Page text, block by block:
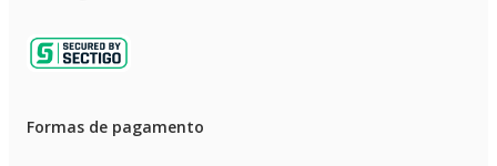
Formas de pagamento